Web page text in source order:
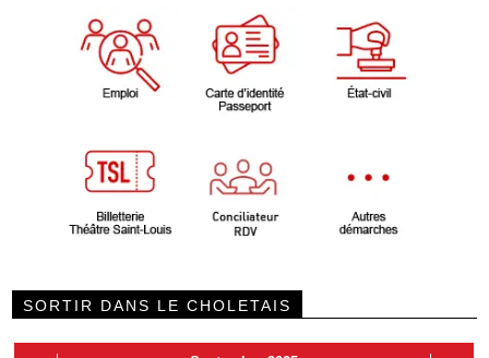
SORTIR DANS LE CHOLETAIS